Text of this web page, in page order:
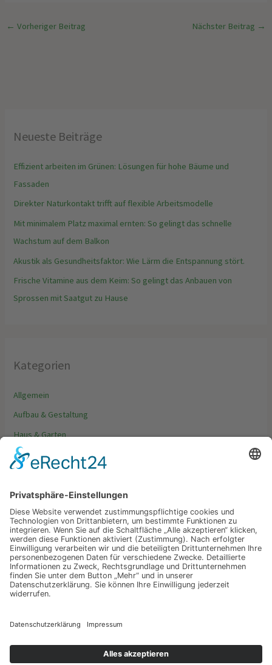
← Vorheriger Beitrag Nächster Beitrag →
Neueste Beiträge
Effizient arbeiten im Grünen: Lösungen für hohe Bäume und
Fassaden
Direkter Naturkontakt trifft auf flexible Arbeitsmodelle
Mit minimalem Platz maximal ernten: So gelingt das schnelle
Wachstum auf dem Balkon
Akustik als Gesundheitsfaktor: Wie Lärm die Entspannung stört.
Frische Vitamine aus dem Keim: So gelingt das Anbauen von
Sprossen mit Saatgut zu Hause
Kategorien
Allgemein
Aufbau & Gestaltung
Haus & Garten
Möbel & Dekoration
Schlagwörter
Garten Gestaltung Möbeln